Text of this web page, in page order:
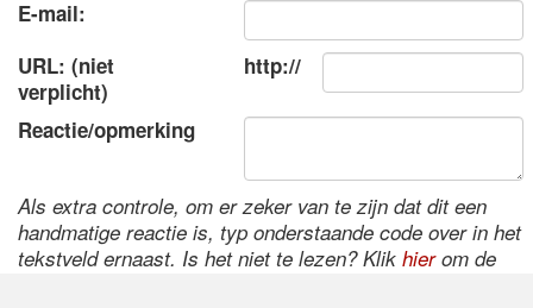
E-mail:
URL: (niet
verplicht)
http://
Reactie/opmerking
Als extra controle, om er zeker van te zijn dat dit een
handmatige reactie is, typ onderstaande code over in het
tekstveld ernaast. Is het niet te lezen? Klik hierom de